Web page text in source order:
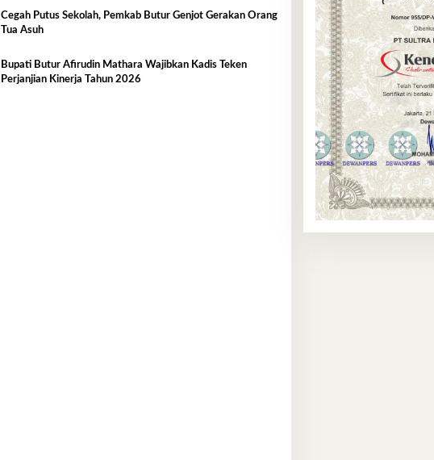
Cegah Putus Sekolah, Pemkab Butur Genjot Gerakan Orang
Tua Asuh
Bupati Butur Afirudin Mathara Wajibkan Kadis Teken
Perjanjian Kinerja Tahun 2026